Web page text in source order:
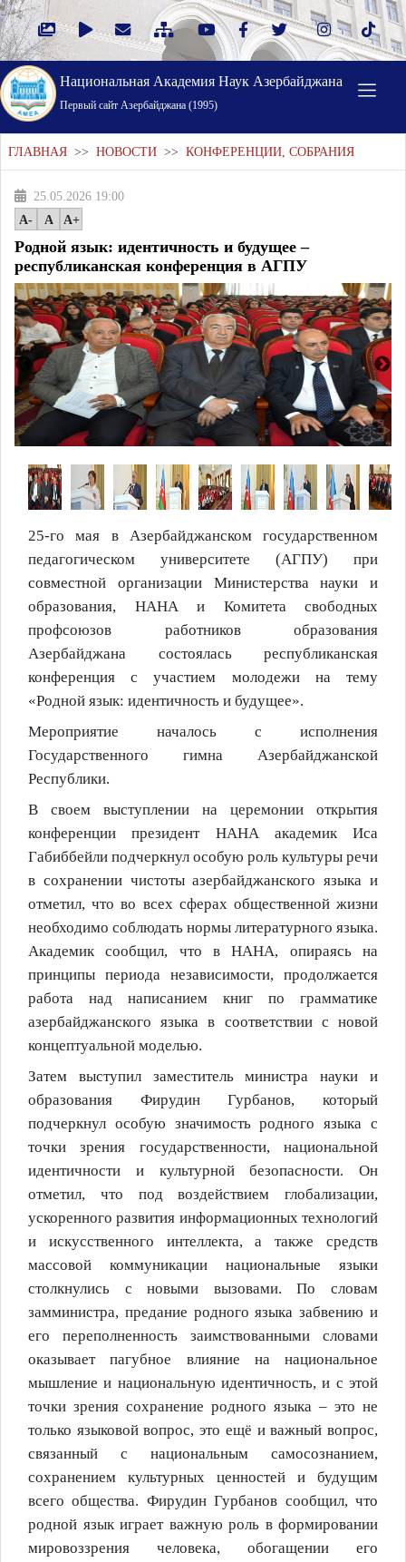
Национальная Академия Наук Азербайджана
Первый cайт Азербайджана (1995)
ГЛАВНАЯ >> НОВОСТИ >> КОНФЕРЕНЦИИ, СОБРАНИЯ
25.05.2026 19:00
A-
A A+
Родной язык: идентичность и будущее –
республиканская конференция в АГПУ
25-го мая в Азербайджанском государственном
педагогическом университете (АГПУ) при
совместной организации Министерства науки и
образования, НАНА и Комитета свободных
профсоюзов работников образования
Азербайджана состоялась республиканская
конференция с участием молодежи на тему
«Родной язык: идентичность и будущее».
Мероприятие началось с исполнения
Государственного гимна Азербайджанской
Республики.
В своем выступлении на церемонии открытия
конференции президент НАНА академик Иса
Габиббейли подчеркнул особую роль культуры речи
в сохранении чистоты азербайджанского языка и
отметил, что во всех сферах общественной жизни
необходимо соблюдать нормы литературного языка.
Академик сообщил, что в НАНА, опираясь на
принципы периода независимости, продолжается
работа над написанием книг по грамматике
азербайджанского языка в соответствии с новой
концептуальной моделью.
Затем выступил заместитель министра науки и
образования Фирудин Гурбанов, который
подчеркнул особую значимость родного языка с
точки зрения государственности, национальной
идентичности и культурной безопасности. Он
отметил, что под воздействием глобализации,
ускоренного развития информационных технологий
и искусственного интеллекта, а также средств
массовой коммуникации национальные языки
столкнулись с новыми вызовами. По словам
замминистра, предание родного языка забвению и
его переполненность заимствованными словами
оказывает пагубное влияние на национальное
мышление и национальную идентичность, и с этой
точки зрения сохранение родного языка – это не
только языковой вопрос, это ещё и важный вопрос,
связанный с национальным самосознанием,
сохранением культурных ценностей и будущим
всего общества. Фирудин Гурбанов сообщил, что
родной язык играет важную роль в формировании
мировоззрения человека, обогащении его